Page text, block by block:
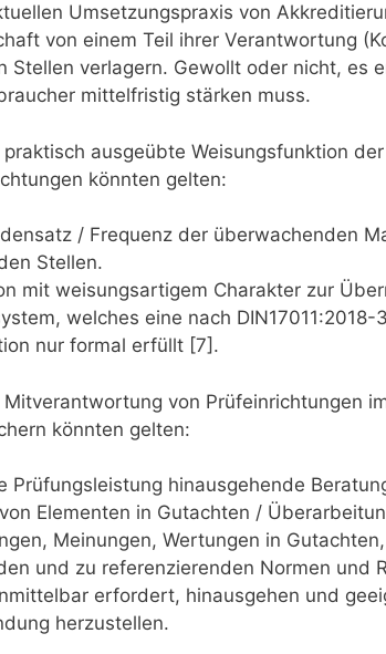
Umsetzungspraxis von
von einem Teil ihrer Verantwortung
Stellen verlagern. Gewollt oder nicht, es
mittelfristig stärken muss.
ausgeübte Weisungsfunktion
könnten gelten:
/ Frequenz der überwachenden
Stellen.
mit weisungsartigem Charakter zur
welches eine nach DIN17011:2018-
nur formal erfüllt [7].
von Prüfeinrichtungen
könnten gelten:
Prüfungsleistung hinausgehende
Elementen in Gutachten /
Meinungen, Wertungen in
und zu referenzierenden Normen und
erfordert, hinausgehen und
herzustellen.